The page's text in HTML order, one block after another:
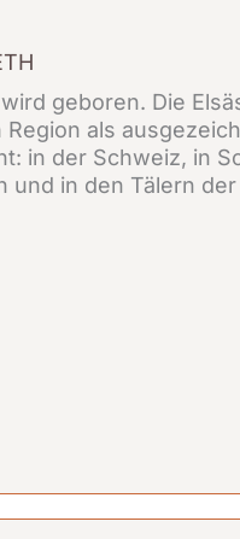
geboren. Die
als
in der Schweiz, in
und in den Tälern